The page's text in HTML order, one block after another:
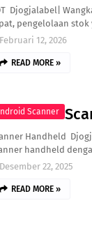
Djogjalabel|
pengelolaan
Februari 12, 2026
READ MORE »
Scanner
Handheld
handheld
Desember 22, 2025
READ MORE »